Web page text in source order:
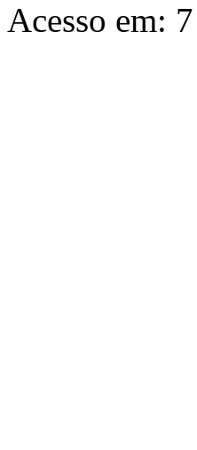
Acesso em: